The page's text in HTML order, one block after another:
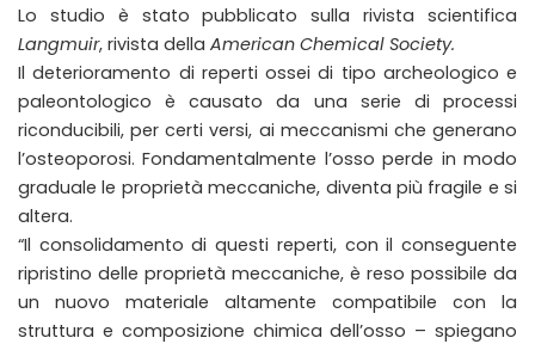
Lo studio è stato pubblicato sulla rivista scientifica
Langmuir, rivista della American Chemical Society.
Il deterioramento di reperti ossei di tipo archeologico e
paleontologico è causato da una serie di processi
riconducibili, per certi versi, ai meccanismi che generano
l’osteoporosi. Fondamentalmente l’osso perde in modo
graduale le proprietà meccaniche, diventa più fragile e si
altera.
“Il consolidamento di questi reperti, con il conseguente
ripristino delle proprietà meccaniche, è reso possibile da
un nuovo materiale altamente compatibile con la
struttura e composizione chimica dell’osso – spiegano